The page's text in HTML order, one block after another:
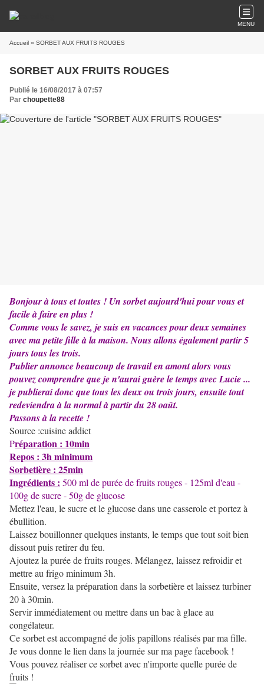
MENU
Accueil » SORBET AUX FRUITS ROUGES
SORBET AUX FRUITS ROUGES
Publié le 16/08/2017 à 07:57
Par choupette88
Bonjour à tous et toutes ! Un sorbet aujourd'hui pour vous et
facile à faire en plus !
Comme vous le savez, je suis en vacances pour deux semaines
avec ma petite fille à la maison. Nous allons également partir 5
jours tous les trois.
Publier annonce beaucoup de travail en amont alors vous
pouvez comprendre que je n'aurai guère le temps avec Lucie ...
je publierai donc que tous les deux ou trois jours, ensuite tout
redeviendra à la normal à partir du 28 oaût.
Passons à la recette !
Source :cuisine addict
Préparation : 10min
Repos : 3h minimum
Sorbetière : 25min
Ingrédients : 500 ml de purée de fruits rouges - 125ml d'eau -
100g de sucre - 50g de glucose
Mettez l'eau, le sucre et le glucose dans une casserole et portez à
ébullition.
Laissez bouillonner quelques instants, le temps que tout soit bien
dissout puis retirer du feu.
Ajoutez la purée de fruits rouges. Mélangez, laissez refroidir et
mettre au frigo minimum 3h.
Ensuite, versez la préparation dans la sorbetière et laissez turbiner
20 à 30min.
Servir immédiatement ou mettre dans un bac à glace au
congélateur.
Ce sorbet est accompagné de jolis papillons réalisés par ma fille.
Je vous donne le lien dans la journée sur ma page facebook !
Vous pouvez réaliser ce sorbet avec n'importe quelle purée de
fruits !